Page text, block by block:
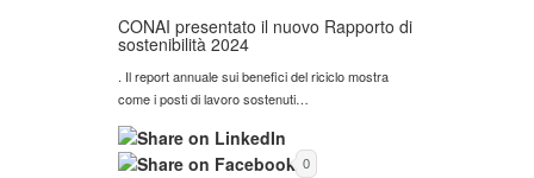
CONAI presentato il nuovo Rapporto di
sostenibilità 2024
. Il report annuale sui benefici del riciclo mostra
come i posti di lavoro sostenuti…
0